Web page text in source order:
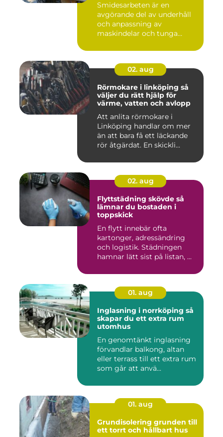
Smidesarbeten är en
avgörande del av underhåll
och anpassning av
maskindelar och tunga
02. aug
Rörmokare i linköping så
väljer du rätt hjälp för
värme, vatten och avlopp
Att anlita rörmokare i
Linköping handlar om mer
än att bara få ett läckande
rör åtgärdat. En skickli...
02. aug
Flyttstädning skövde så
lämnar du bostaden i
toppskick
En flytt innebär ofta
kartonger, adressändring
och logistik. Städningen
hamnar lätt sist på listan, ...
01. aug
Inglasning i norrköping så
skapar du ett extra rum
utomhus
En genomtänkt inglasning
förvandlar balkong, altan
eller terrass till ett extra rum
som går att anvä...
01. aug
Grundisolering grunden till
ett torrt och hållbart hus